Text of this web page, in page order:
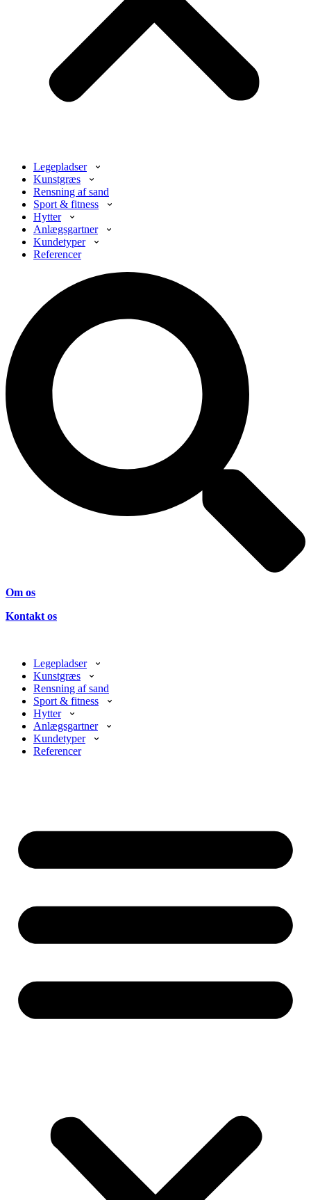
Legepladser
Kunstgræs
Rensning af sand
Sport & fitness
Hytter
Anlægsgartner
Kundetyper
Referencer
Om os
Kontakt os
Legepladser
Kunstgræs
Rensning af sand
Sport & fitness
Hytter
Anlægsgartner
Kundetyper
Referencer